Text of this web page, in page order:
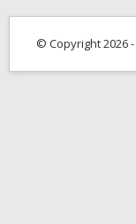
© Copyright 2026 -